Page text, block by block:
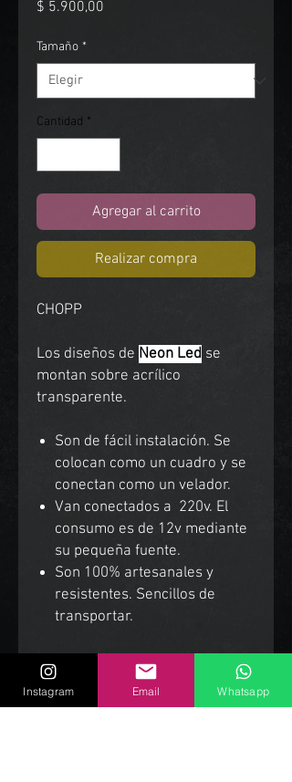
$ 5.900,00
Tamaño *
Cantidad *
Agregar al carrito
Realizar compra
CHOPP
Los diseños de Neon Led se
montan sobre acrílico
transparente.
Son de fácil instalación. Se
colocan como un cuadro y se
conectan como un velador.
Van conectados a 220v. El
consumo es de 12v mediante
su pequeña fuente.
Son 100% artesanales y
resistentes. Sencillos de
transportar.
Envíos a todo el mundo.
Instagram Email Whatsapp